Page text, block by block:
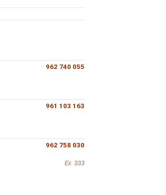
962 740 055
961 103 163
962 758 030
Ex. 333